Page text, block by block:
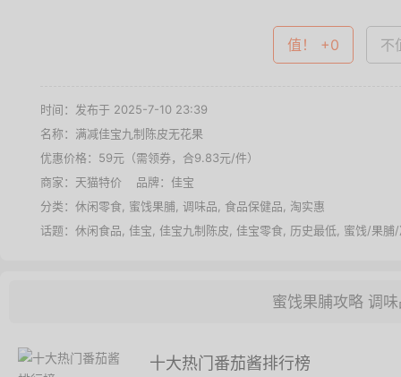
值！ +0 不
时间：发布于 2025-7-10 23:39
名称： 满减佳宝九制陈皮无花果
优惠价格： 59元（需领券，合9.83元/件）
商家： 天猫特价 品牌： 佳宝
分类： 休闲零食 蜜饯果脯 调味品 食品保健品
淘实惠
话题： 休闲食品 佳宝 佳宝九制陈皮 佳宝零食 历史最低 蜜饯/果脯
蜜饯果脯攻略 调
十大热门番茄酱排行榜